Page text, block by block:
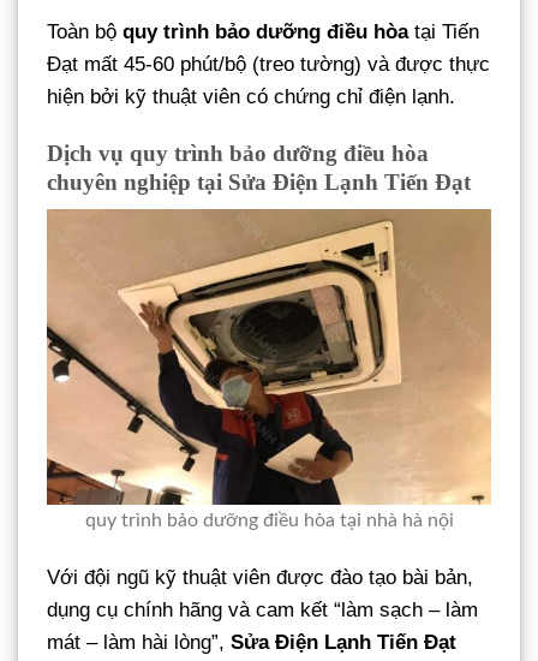
Toàn bộ quy trình bảo dưỡng điều hòatại Tiến
Đạt mất 45-60 phút/bộ (treo tường) và được thực
hiện bởi kỹ thuật viên có chứng chỉ điện lạnh.
Dịch vụ quy trình bảo dưỡng điều hòa
chuyên nghiệp tại Sửa Điện Lạnh Tiến Đạt
quy trình bảo dưỡng điều hòa tại nhà hà nội
Với đội ngũ kỹ thuật viên được đào tạo bài bản,
dụng cụ chính hãng và cam kết “làm sạch – làm
mát – làm hài lòng”, Sửa Điện Lạnh Tiến Đạt